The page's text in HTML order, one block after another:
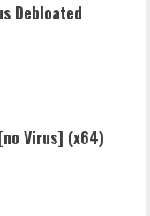
Debloated
Virus] (x64)